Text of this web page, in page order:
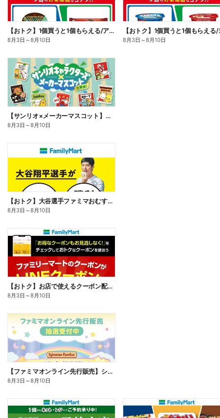
【おトク】1個買うと1個もらえる/アイス
8月3日 ～8月10日 8月3日 ～8月10日
【サンリオ×メーカーマスコット】オリジナルグッズ貰える!
8月3日 ～8月10日
【おトク】大谷選手ファミマおむすび割
8月3日 ～8月10日
【おトク】お店で使えるクーポン配信中
8月3日 ～8月10日
【ファミマオンライン先行販売】シルバニアファミリー
8月3日 ～8月10日